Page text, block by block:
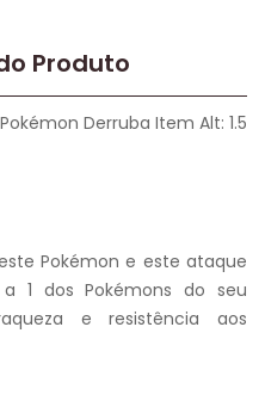
Produto
Derruba Item Alt: 1.5
Pokémon e este ataque
1 dos Pokémons do seu
e resistência aos